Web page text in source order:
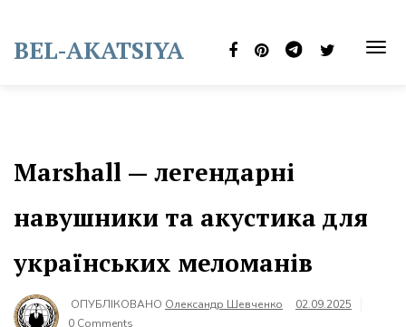
content
BEL-AKATSIYA
Marshall — легендарні
навушники та акустика для
українських меломанів
ОПУБЛІКОВАНО Олександр Шевченко
02.09.2025
0 Comments